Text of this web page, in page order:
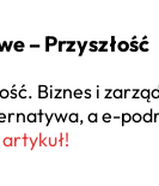
– Przyszłość
Biznes i
ae-